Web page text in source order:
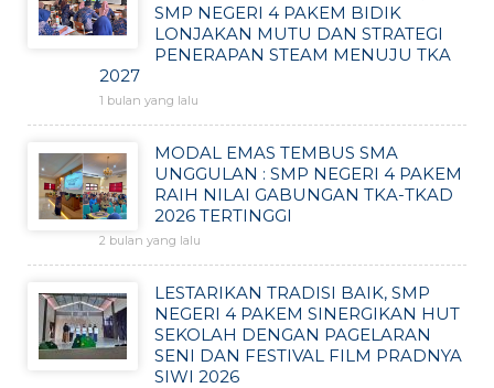
SMP NEGERI 4 PAKEM BIDIK
LONJAKAN MUTU DAN STRATEGI
PENERAPAN STEAM MENUJU TKA
2027
1 bulan yang lalu
MODAL EMAS TEMBUS SMA
UNGGULAN : SMP NEGERI 4 PAKEM
RAIH NILAI GABUNGAN TKA-TKAD
2026 TERTINGGI
2 bulan yang lalu
LESTARIKAN TRADISI BAIK, SMP
NEGERI 4 PAKEM SINERGIKAN HUT
SEKOLAH DENGAN PAGELARAN
SENI DAN FESTIVAL FILM PRADNYA
SIWI 2026